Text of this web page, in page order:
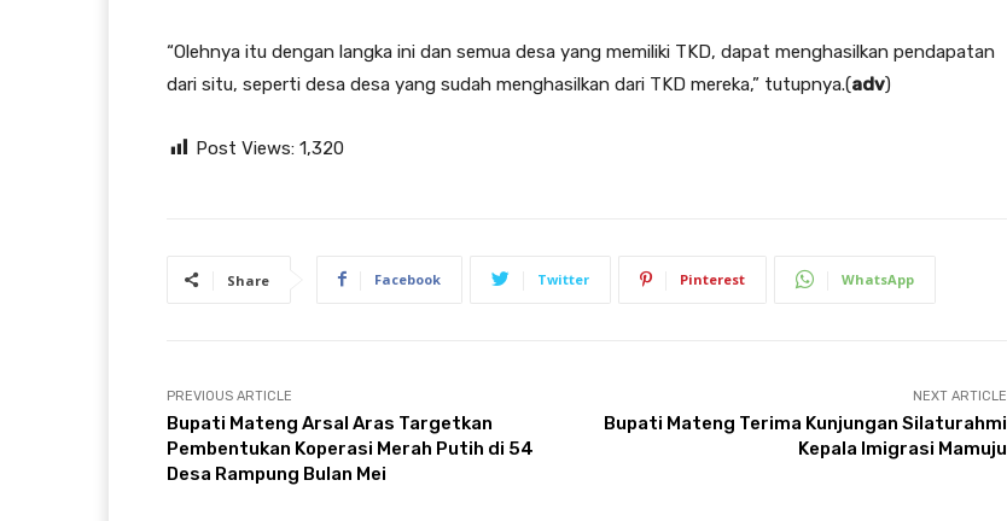
“Olehnya itu dengan langka ini dan semua desa yang memiliki TKD, dapat menghasilkan pendapatan
dari situ, seperti desa desa yang sudah menghasilkan dari TKD mereka,” tutupnya.(adv)
Post Views: 1,320
Share Facebook Twitter Pinterest WhatsApp
PREVIOUS ARTICLE
Bupati Mateng Arsal Aras Targetkan
Pembentukan Koperasi Merah Putih di 54
Desa Rampung Bulan Mei
NEXT ARTICLE
Bupati Mateng Terima Kunjungan Silaturahmi
Kepala Imigrasi Mamuju